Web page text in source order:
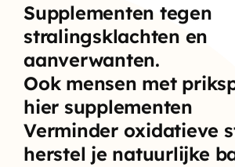
Boeken-shop
Memon-shop
Meter-shop
Radiësthesie-shop
Supplementen tegen
stralingsklachten en
aanverwanten.
Ook mensen met
hier supplementen
Verminder oxidatieve
herstel je natuurlijke